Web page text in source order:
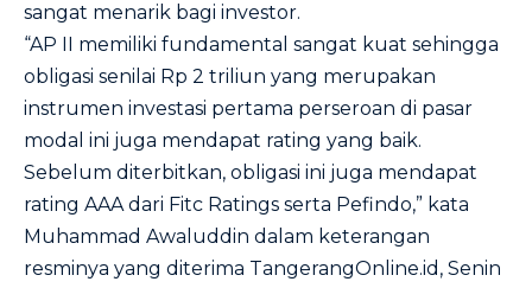
sangat menarik bagi investor.
“AP II memiliki fundamental sangat kuat sehingga
obligasi senilai Rp 2 triliun yang merupakan
instrumen investasi pertama perseroan di pasar
modal ini juga mendapat rating yang baik.
Sebelum diterbitkan, obligasi ini juga mendapat
rating AAA dari Fitc Ratings serta Pefindo,” kata
Muhammad Awaluddin dalam keterangan
resminya yang diterima TangerangOnline.id , Senin